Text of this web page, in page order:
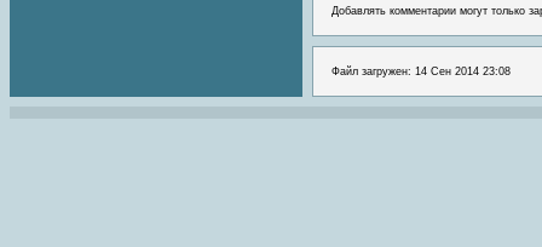
Добавлять комментарии могут только
Файл загружен: 14 Сен 2014 23:08